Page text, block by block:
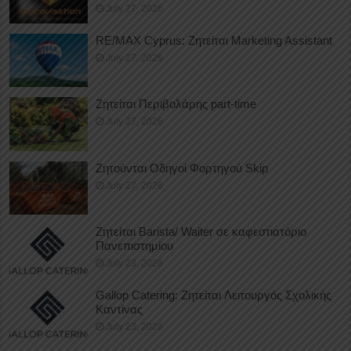
July 27, 2026
RE/MAX Cyprus: Ζητείται Marketing Assistant
July 27, 2026
Ζητείται Περιβολάρης part-time
July 27, 2026
Ζητούνται Οδηγοί Φορτηγού Skip
July 27, 2026
Ζητείται Barista/ Waiter σε καφεστιατόριο
Πανεπιστημίου
July 23, 2026
Gallop Catering: Ζητείται Λειτουργός Σχολικής
Καντίνας
July 23, 2026